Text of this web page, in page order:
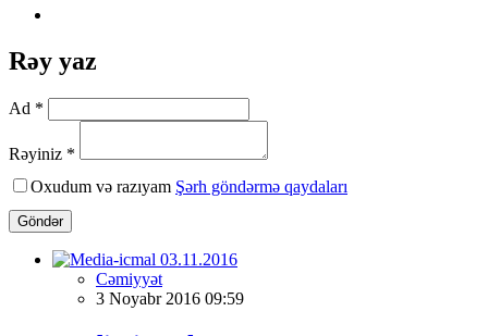
Rəy yaz
Ad *
Rəyiniz *
Oxudum və razıyam Şərh göndərmə qaydaları
Göndər
Cəmiyyət
3 Noyabr 2016 09:59